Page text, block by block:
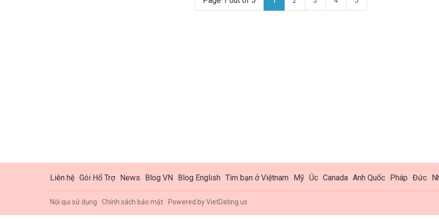
Liên hệ Gói Hổ Trợ News Blog VN Blog English Tìm bạn ở Việtnam Mỹ Úc Canada Anh Quốc Pháp Đức
Nội qui sử dụng Chính sách bảo mật Powered byVietDating.us